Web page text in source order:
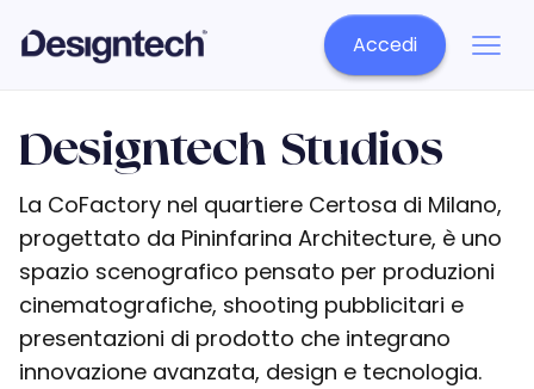
Accedi
Designtech Studios
La CoFactory nel quartiere Certosa di Milano,
progettato da Pininfarina Architecture, è uno
spazio scenografico pensato per produzioni
cinematografiche, shooting pubblicitari e
presentazioni di prodotto che integrano
innovazione avanzata, design e tecnologia.